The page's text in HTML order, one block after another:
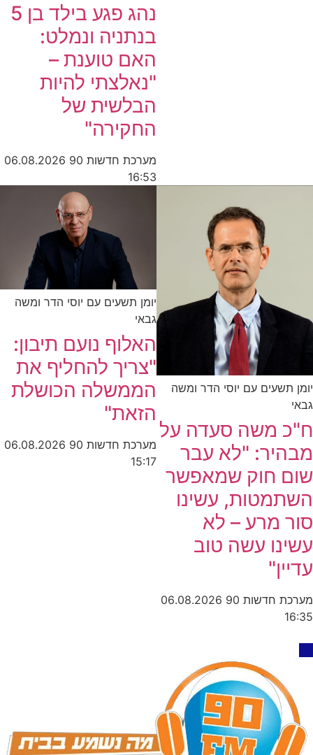
נהג פגע בילד בן 5
בנתניה ונמלט:
האם טוענת –
"נאלצתי להיות
הבלשית של
החקירה"
מערכת חדשות 90
06.08.2026
16:53
יומן תשעים עם יוסי הדר ומשה
גבאי
ח"כ משה סעדה על
מבהיר: "לא עבר
שום חוק שמאפשר
השתמטות, עשינו
סור מרע – לא
עשינו עשה טוב
עדיין"
מערכת חדשות 90
06.08.2026
16:35
יומן תשעים עם יוסי הדר ומשה
גבאי
האלוף נועם תיבון:
"צריך להחליף את
הממשלה הכושלת
הזאת"
מערכת חדשות 90
06.08.2026
15:17